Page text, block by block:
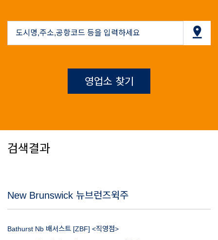
영업소 찾기
검색결과
New Brunswick 뉴브런즈윅주
Bathurst Nb 배서스트 [ZBF] <직영점>